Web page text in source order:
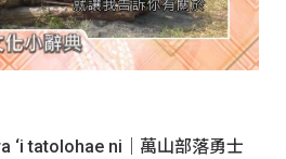
‘i tatolohae ni｜萬山部落勇士